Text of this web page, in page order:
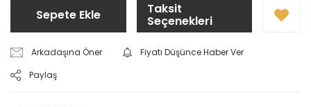
Sepete Ekle Taksit
Seçenekleri
Arkadaşına Öner
Fiyatı Düşünce Haber Ver
Paylaş